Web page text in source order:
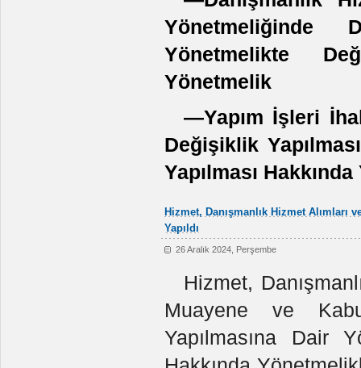
Yönetmeliğinde
Yönetmelikte
Yönetmelik
—Yapım İşleri
Değişiklik
Yapılması
Hizmet, Danışmanlık Hizmet
Yapıldı
26 Aralık 2024, Perşembe
Hizmet,
Muayene ve
Yapılmasına Dair